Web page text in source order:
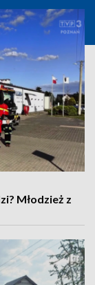
Młodzież z